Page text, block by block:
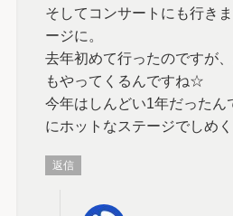
そしてコンサートにも行き
ージに。
去年初めて行ったのですが
もやってくるんですね☆
今年はしんどい1年だったん
にホットなステージでしめ
返信